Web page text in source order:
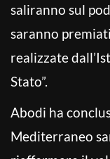
saliranno sul
saranno
realizzate
Stato”.
Abodi ha
Mediterraneo